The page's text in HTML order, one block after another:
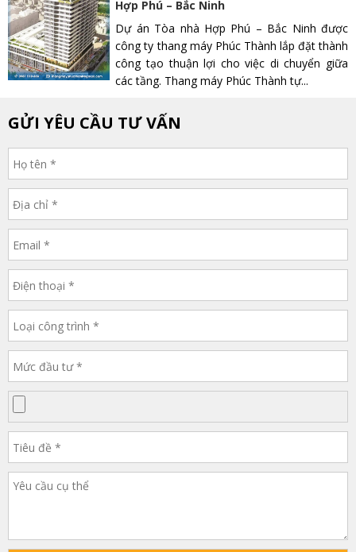
Hợp Phú – Bắc Ninh
Dự án Tòa nhà Hợp Phú – Bắc Ninh được
công ty thang máy Phúc Thành lắp đặt thành
công tạo thuận lợi cho việc di chuyển giữa
các tầng. Thang máy Phúc Thành tự...
GỬI YÊU CẦU TƯ VẤN